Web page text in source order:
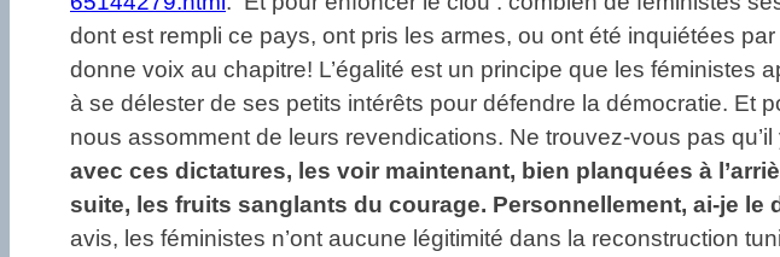
dont est rempli ce pays, ont pris les armes, ou ont été inquiétées
donne voix au chapitre! L’égalité est un principe que les féministes
à se délester de ses petits intérêts pour défendre la démocratie. Et
nous assomment de leurs revendications. Ne trouvez-vous pas
avec ces dictatures, les voir maintenant, bien planquées à
suite, les fruits sanglants du courage. Personnellement, ai-je
avis, les féministes n’ont aucune légitimité dans la reconstruction